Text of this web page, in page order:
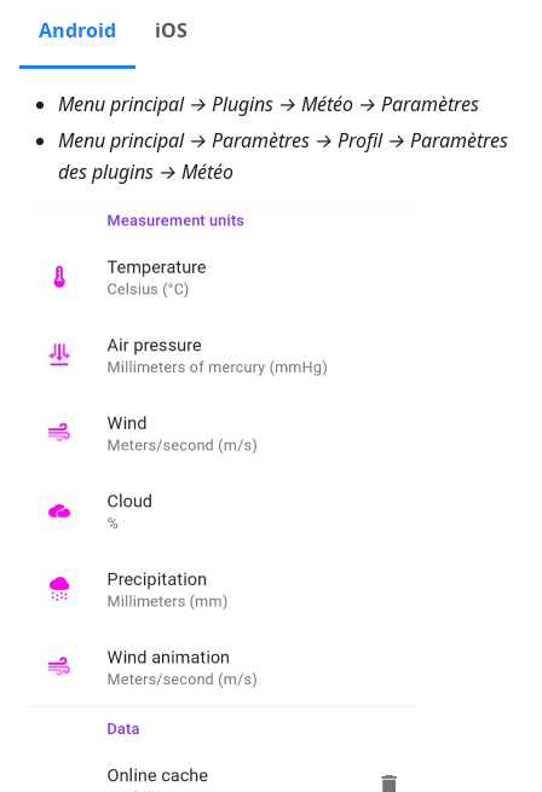
Android iOS
Menu principal → Plugins → Météo → Paramètres
Menu principal → Paramètres → Profil → Paramètres
des plugins → Météo